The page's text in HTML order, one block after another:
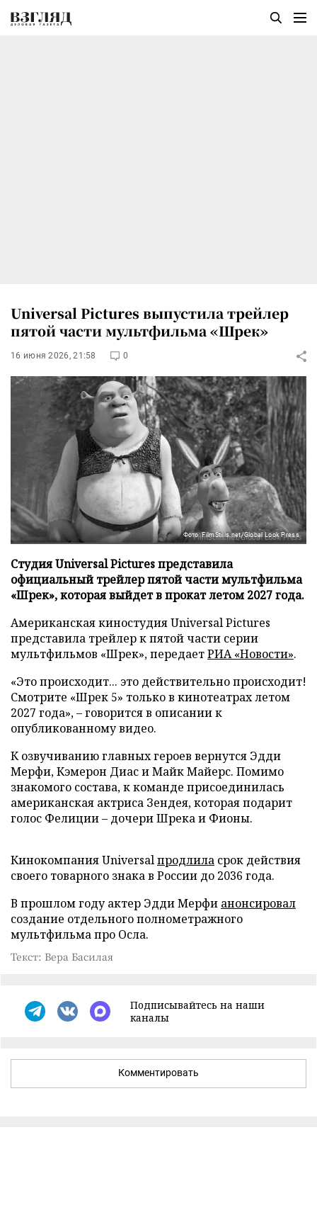
Universal Pictures выпустила трейлер
пятой части мультфильма «Шрек»
16 июня 2026, 21:58 0
Фото: FilmStills.net/Global Look Press
Студия Universal Pictures представила
официальный трейлер пятой части мультфильма
«Шрек», которая выйдет в прокат летом 2027 года.
Американская киностудия Universal Pictures
представила трейлер к пятой части серии
мультфильмов «Шрек», передаетРИА «Новости».
«Это происходит... это действительно происходит!
Смотрите «Шрек 5» только в кинотеатрах летом
2027 года», – говорится в описании к
опубликованному видео.
К озвучиванию главных героев вернутся Эдди
Мерфи, Кэмерон Диас и Майк Майерс. Помимо
знакомого состава, к команде присоединилась
американская актриса Зендея, которая подарит
голос Фелиции – дочери Шрека и Фионы.
Кинокомпания Universalпродлила срок действия
своего товарного знака в России до 2036 года.
В прошлом году актер Эдди Мерфи анонсировал
создание отдельного полнометражного
мультфильма про Осла.
Текст: Вера Басилая
Подписывайтесь на наши
каналы
Комментировать